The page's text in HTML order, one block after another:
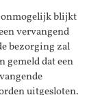
onmogelijk blijkt
vervangend
bezorging zal
dat een
uitgesloten.